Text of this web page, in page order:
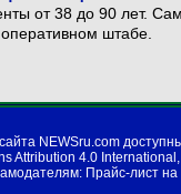
от 38 до 90 лет.
штабе.
NEWSru.com
Attribution 4.0 International ,
Прайс-лист на